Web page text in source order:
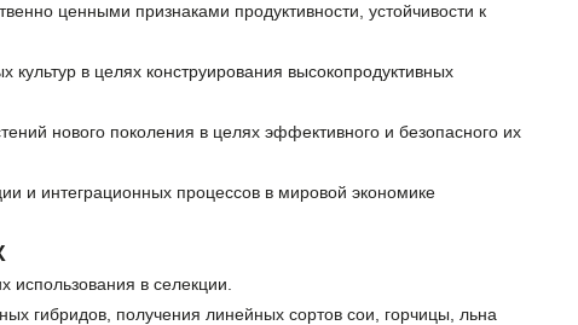
ценными признаками продуктивности, устойчивости к
в целях конструирования высокопродуктивных
нового поколения в целях эффективного и безопасного их
и интеграционных процессов в мировой экономике
в селекции.
гибридов, получения линейных сортов сои, горчицы, льна